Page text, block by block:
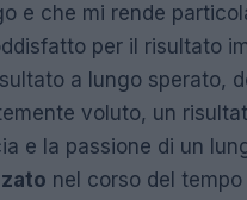
e che mi rende
per il risultato
a lungo sperato,
voluto, un
e la passione di un
nel corso del tempo